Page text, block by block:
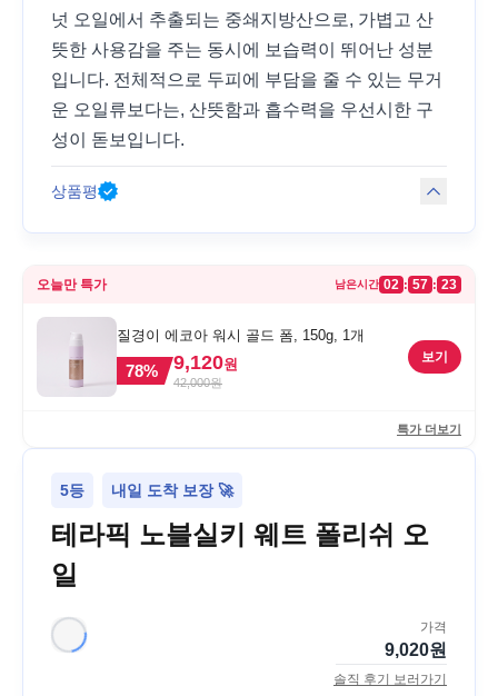
넛 오일에서 추출되는 중쇄지방산으로, 가볍고 산
뜻한 사용감을 주는 동시에 보습력이 뛰어난 성분
입니다. 전체적으로 두피에 부담을 줄 수 있는 무거
운 오일류보다는, 산뜻함과 흡수력을 우선시한 구
성이 돋보입니다.
상품평
오늘만 특가 남은시간 02 : 57 : 23
질경이 에코아 워시 골드 폼, 150g, 1개
78% 9,120원
42,000원
보기
특가 더보기
5등 내일 도착 보장 🚀
테라픽 노블실키 웨트 폴리쉬 오
일
가격
9,020원
솔직 후기 보러가기